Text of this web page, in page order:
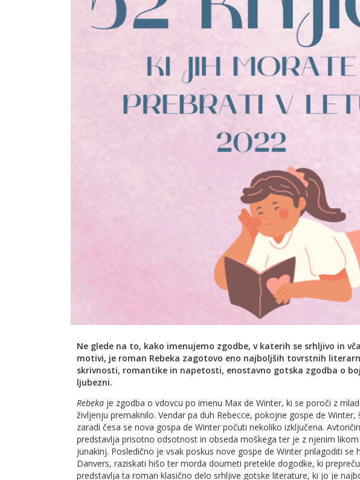
Ne glede na to, kako imenujemo zgodbe, v katerih se srhljivo in
motivi, je roman Rebeka zagotovo eno najboljših tovrstnih
skrivnosti, romantike in napetosti, enostavno gotska zgodba o
ljubezni.
Rebeka je zgodba o vdovcu po imenu Max de Winter, ki se poroči z
življenju premaknilo. Vendar pa duh Rebecce, pokojne gospe de
zaradi česa se nova gospa de Winter počuti nekoliko izključena.
predstavlja prisotno odsotnost in obseda moškega ter je z njenim
junakinj. Posledično je vsak poskus nove gospe de Winter prilagoditi
Danvers, raziskati hišo ter morda doumeti pretekle dogodke, ki
predstavlja ta roman klasično delo srhljive gotske literature, ki jo je